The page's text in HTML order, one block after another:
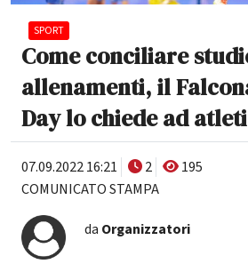
SPORT
Come conciliare
allenamenti, il
Day lo chiede ad
07.09.2022 16:21 2
195
COMUNICATO STAMPA
da Organizzatori